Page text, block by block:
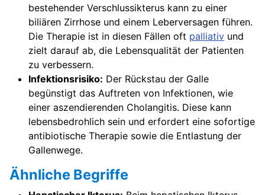
bestehender Verschlussikterus kann zu einer
biliären Zirrhose und einem Leberversagen führen.
Die Therapie ist in diesen Fällen oft palliativ und
zielt darauf ab, die Lebensqualität der Patienten
zu verbessern.
Infektionsrisiko: Der Rückstau der Galle
begünstigt das Auftreten von Infektionen, wie
einer aszendierenden Cholangitis. Diese kann
lebensbedrohlich sein und erfordert eine sofortige
antibiotische Therapie sowie die Entlastung der
Gallenwege.
Ähnliche Begriffe